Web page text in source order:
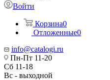
Войти
Корзина0
Отложенные0
info@catalogi.ru
Пн-Пт 11-20
Сб 11-18
Вс - выходной